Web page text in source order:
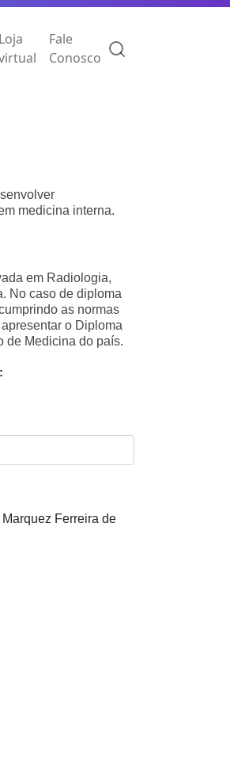
Loja
Fale
Conosco
medicina interna.
em Radiologia,
No caso de diploma
as normas
o Diploma
de Medicina do país.
Ferreira de